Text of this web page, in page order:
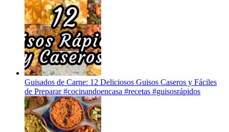
Guisados de Carne: 12 Deliciosos Guisos Caseros y Fáciles
de Preparar #cocinandoencasa #recetas #guisosrápidos